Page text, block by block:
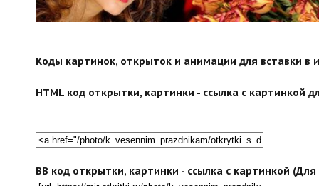
Коды картинок, открыток и анимации для вставки в
HTML код открытки, картинки - ссылка с картинкой
BB код открытки, картинки - ссылка с картинкой